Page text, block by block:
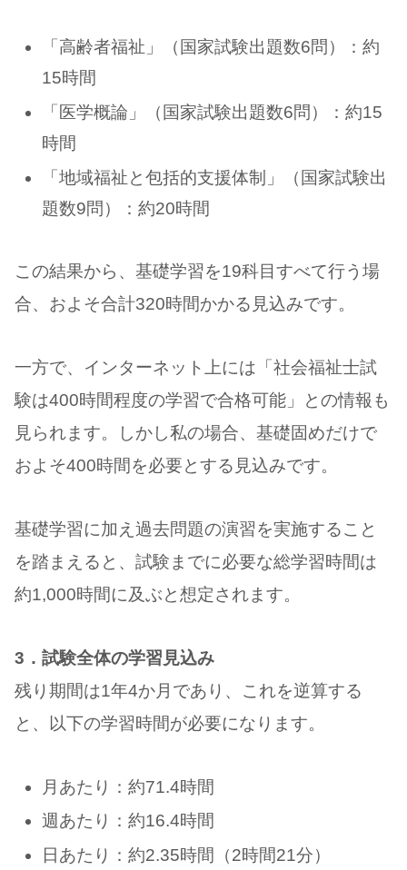
「高齢者福祉」（国家試験出題数6問）：約
15時間
「医学概論」（国家試験出題数6問）：約15
時間
「地域福祉と包括的支援体制」（国家試験出
題数9問）：約20時間
この結果から、基礎学習を19科目すべて行う場
合、およそ合計320時間かかる見込みです。
一方で、インターネット上には「社会福祉士試
験は400時間程度の学習で合格可能」との情報も
見られます。しかし私の場合、基礎固めだけで
およそ400時間を必要とする見込みです。
基礎学習に加え過去問題の演習を実施すること
を踏まえると、試験までに必要な総学習時間は
約1,000時間に及ぶと想定されます。
3．試験全体の学習見込み
残り期間は1年4か月であり、これを逆算する
と、以下の学習時間が必要になります。
月あたり：約71.4時間
週あたり：約16.4時間
日あたり：約2.35時間（2時間21分）